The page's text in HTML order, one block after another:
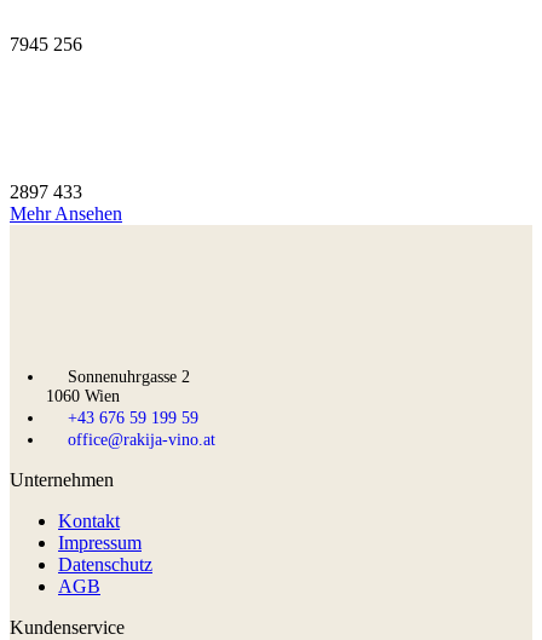
7945 256
2897 433
Mehr Ansehen
Sonnenuhrgasse 2
1060 Wien
+43 676 59 199 59
office@rakija-vino.at
Unternehmen
Kontakt
Impressum
Datenschutz
AGB
Kundenservice